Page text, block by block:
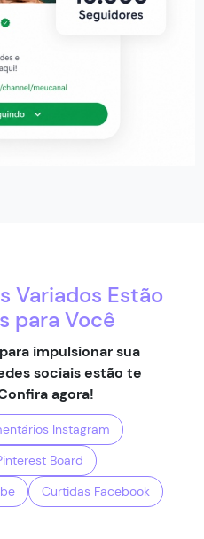
Variados Estão
para Você
impulsionar sua
sociais estão te
agora!
Instagram
Board
Curtidas Facebook